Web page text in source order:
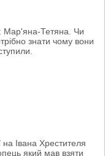
Мар'яна-Тетяна. Чи
знати чому вони
Івана Хрестителя
який мав взяти